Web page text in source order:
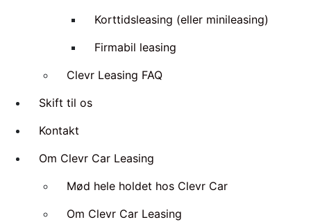
Korttidsleasing (eller minileasing)
Firmabil leasing
Clevr Leasing FAQ
Skift til os
Kontakt
Om Clevr Car Leasing
Mød hele holdet hos Clevr Car
Om Clevr Car Leasing